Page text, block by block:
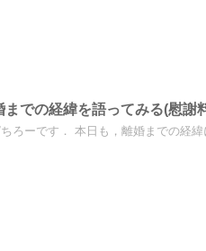
までの経緯を語ってみる(慰謝
ろーです． 本日も，離婚までの経